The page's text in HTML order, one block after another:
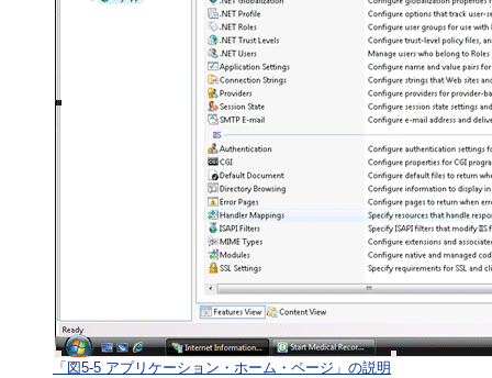
「図5-5 アプリケーション・ホーム・ページ」の説明